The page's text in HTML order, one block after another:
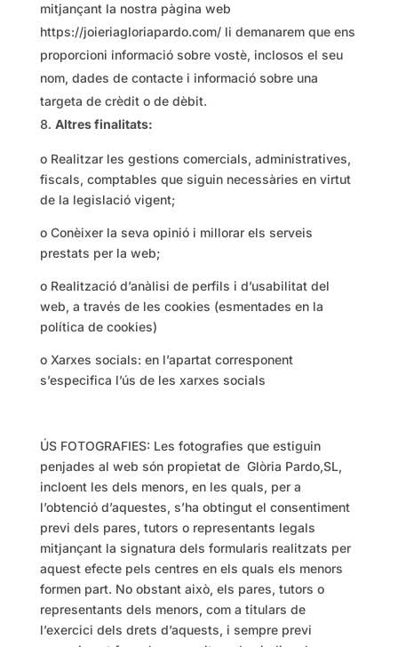
mitjançant la nostra pàgina web
https://joieriagloriapardo.com/ li demanarem que ens
proporcioni informació sobre vostè, inclosos el seu
nom, dades de contacte i informació sobre una
targeta de crèdit o de dèbit.
Altres finalitats:
o Realitzar les gestions comercials, administratives,
fiscals, comptables que siguin necessàries en virtut
de la legislació vigent;
o Conèixer la seva opinió i millorar els serveis
prestats per la web;
o Realització d’anàlisi de perfils i d’usabilitat del
web, a través de les cookies (esmentades en la
política de cookies)
o Xarxes socials: en l’apartat corresponent
s’especifica l’ús de les xarxes socials
ÚS FOTOGRAFIES: Les fotografies que estiguin
penjades al web són propietat de Glòria Pardo,SL,
incloent les dels menors, en les quals, per a
l’obtenció d’aquestes, s’ha obtingut el consentiment
previ dels pares, tutors o representants legals
mitjançant la signatura dels formularis realitzats per
aquest efecte pels centres en els quals els menors
formen part. No obstant això, els pares, tutors o
representants dels menors, com a titulars de
l’exercici dels drets d’aquests, i sempre previ